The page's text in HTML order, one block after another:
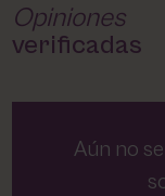
Opiniones
verificadas
Aún no